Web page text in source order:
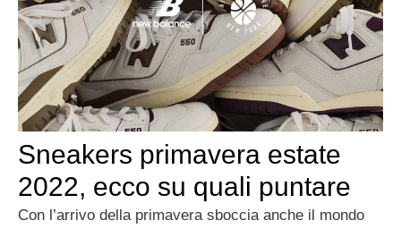
Sneakers primavera estate
2022, ecco su quali puntare
Con l’arrivo della primavera sboccia anche il mondo